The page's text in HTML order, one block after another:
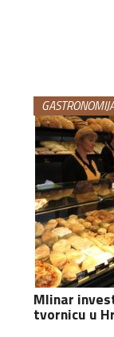
Mlinar
tvornicu u